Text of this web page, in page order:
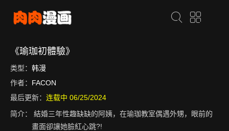
《瑜珈初體驗》
类型： 韩漫
作者： FACON
最后更新： 连载中 06/25/2024
简介：
結婚三年性趣缺缺的阿姨，在瑜珈教室偶遇外甥，眼前的
畫面卻讓她臉紅心跳?!